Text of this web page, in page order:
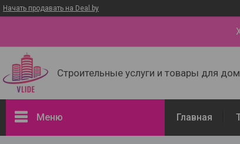
Начать продавать на Deal.by
Строительные услуги и товары для
Меню Главная